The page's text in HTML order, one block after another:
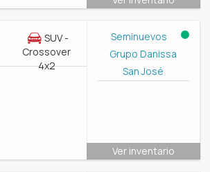
SUV -
Crossover
4x2
Seminuevos
Grupo Danissa
San José
Ver inventario